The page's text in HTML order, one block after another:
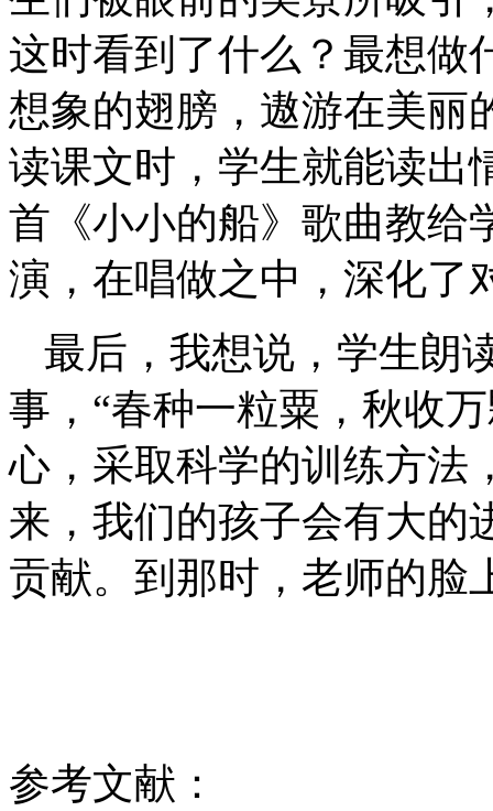
这时看到了什么？最想做
想象的翅膀，遨游在美丽
读课文时，学生就能读出
首《小小的船》歌曲教给
演，在唱做之中，深化了
最后，我想说，学生朗
事，“春种一粒粟，秋收
心，采取科学的训练方法
来，我们的孩子会有大的
贡献。到那时，老师的脸
参考文献：